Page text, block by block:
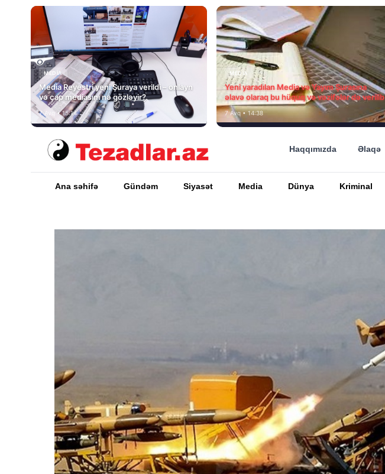
MEDİA
Media Reyestri yeni Şuraya verildi – onlayn
və çap mediasını nə gözləyir?
7 Avq • 15:14
MEDİA
Yeni yaradılan Media və Yayım Şurasına
əlavə olaraq bu hüquq və vəzifələr də verilib
7 Avq • 14:38
Haqqımızda Əlaqə
Ana səhifə Gündəm Siyasət Media Dünya Kriminal